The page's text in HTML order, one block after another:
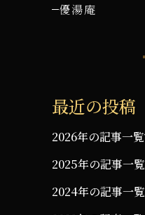
優湯庵
最近の投稿
2026年の記事一覧
2025年の記事一覧
2024年の記事一覧